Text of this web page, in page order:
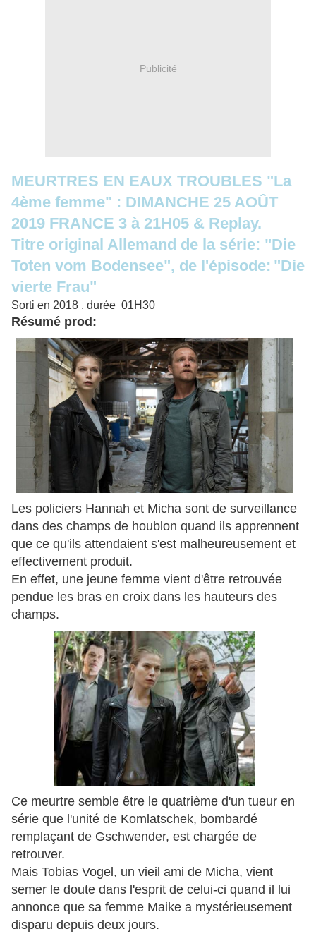
Publicité
MEURTRES EN EAUX TROUBLES "La
4ème femme" : DIMANCHE 25 AOÛT
2019 FRANCE 3 à 21H05 & Replay.
Titre original Allemand de la série: "Die
Toten vom Bodensee", de l'épisode: "Die
vierte Frau"
Sorti en 2018 , durée 01H30
Résumé prod:
Les policiers Hannah et Micha sont de surveillance
dans des champs de houblon quand ils apprennent
que ce qu'ils attendaient s'est malheureusement et
effectivement produit.
En effet, une jeune femme vient d'être retrouvée
pendue les bras en croix dans les hauteurs des
champs.
Ce meurtre semble être le quatrième d'un tueur en
série que l'unité de Komlatschek, bombardé
remplaçant de Gschwender, est chargée de
retrouver.
Mais Tobias Vogel, un vieil ami de Micha, vient
semer le doute dans l'esprit de celui-ci quand il lui
annonce que sa femme Maike a mystérieusement
disparu depuis deux jours.